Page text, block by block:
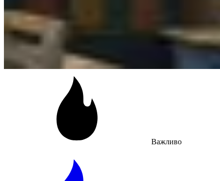
Важливо